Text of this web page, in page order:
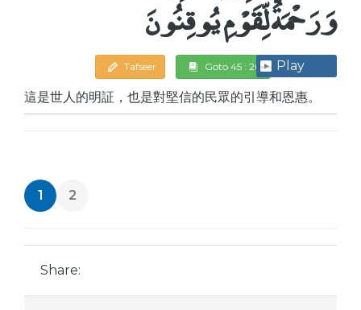
وَرَحْمَةٌ لِّقَوْمِ يُوقِنُونَ
Tafseer Goto 45 : 20 Play
這是世人的明証，也是對堅信的民眾的引導和恩惠。
1 2
Share: